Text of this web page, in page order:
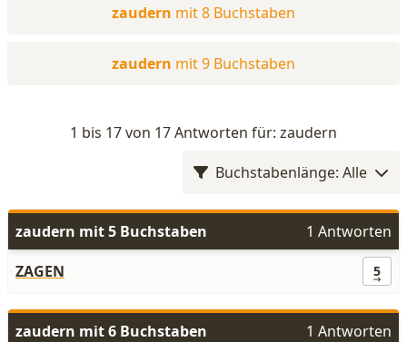
zaudern mit 8 Buchstaben
zaudern mit 9 Buchstaben
1 bis 17 von 17 Antworten für: zaudern
Buchstabenlänge: Alle
zaudern mit 5 Buchstaben
1 Antworten
ZAGEN
5
zaudern mit 6 Buchstaben
1 Antworten